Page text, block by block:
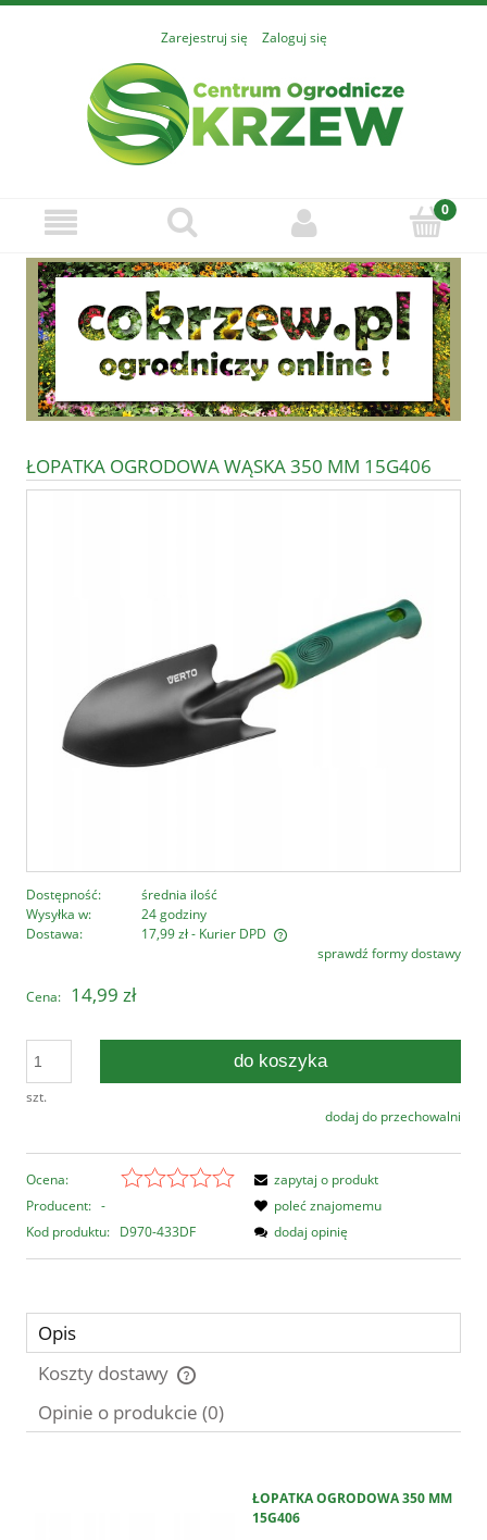
Zarejestruj się Zaloguj się
ŁOPATKA OGRODOWA WĄSKA 350 MM 15G406
Dostępność:
średnia ilość
Wysyłka w:
24 godziny
Dostawa:
17,99 zł- Kurier DPD
Cena nie zawiera ewentualnych kosztów płatnościsprawdź formy dostawy
Cena: 14,99 zł
szt.
do koszyka
dodaj do przechowalni
Ocena:
Producent: -
Kod produktu: D970-433DF
zapytaj o produkt
poleć znajomemu
dodaj opinię
Opis
Koszty dostawy
Cena nie zawiera ewentualnych kosztów płatności
Opinie o produkcie (0)
ŁOPATKA OGRODOWA 350 MM
15G406